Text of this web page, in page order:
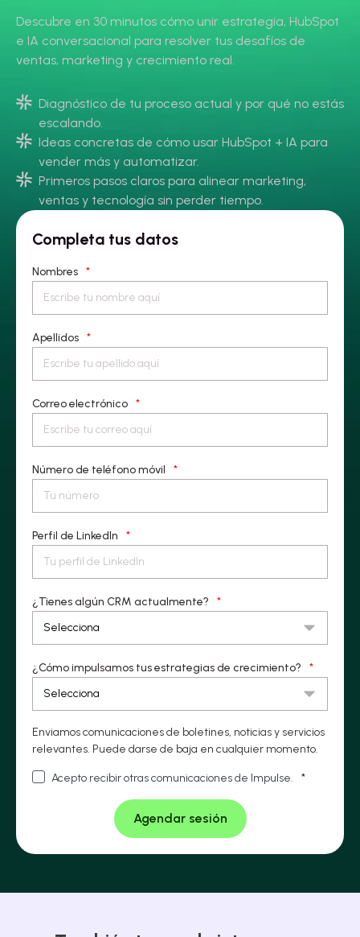
Descubre en 30 minutos cómo unir estrategia, HubSpot
e IA conversacional para resolver tus desafíos de
ventas, marketing y crecimiento real.
Diagnóstico de tu proceso actual y por qué no estás
escalando.
Ideas concretas de cómo usar HubSpot + IA para
vender más y automatizar.
Primeros pasos claros para alinear marketing,
ventas y tecnología sin perder tiempo.
Completa tus datos
Nombres *
Apellidos *
Correo electrónico *
Número de teléfono móvil *
Perfil de LinkedIn *
¿Tienes algún CRM actualmente? *
¿Cómo impulsamos tus estrategias de crecimiento? *
Enviamos comunicaciones de boletines, noticias y servicios
relevantes. Puede darse de baja en cualquier momento.
Acepto recibir otras comunicaciones de Impulse. *